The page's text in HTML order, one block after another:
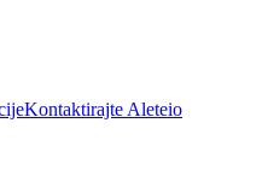
Kontaktirajte Aleteio